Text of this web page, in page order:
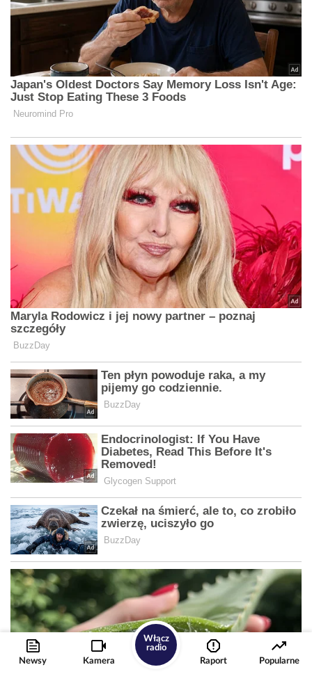
Newsy Kamera
Włącz
radio
Raport
Popularne